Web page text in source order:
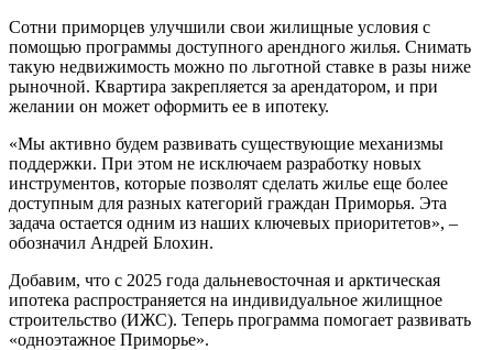
Сотни приморцев улучшили свои жилищные условия с
помощью программы доступного арендного жилья. Снимать
такую недвижимость можно по льготной ставке в разы ниже
рыночной. Квартира закрепляется за арендатором, и при
желании он может оформить ее в ипотеку.
«Мы активно будем развивать существующие механизмы
поддержки. При этом не исключаем разработку новых
инструментов, которые позволят сделать жилье еще более
доступным для разных категорий граждан Приморья. Эта
задача остается одним из наших ключевых приоритетов», –
обозначил Андрей Блохин.
Добавим, что с 2025 года дальневосточная и арктическая
ипотека распространяется на индивидуальное жилищное
строительство (ИЖС). Теперь программа помогает развивать
«одноэтажное Приморье».